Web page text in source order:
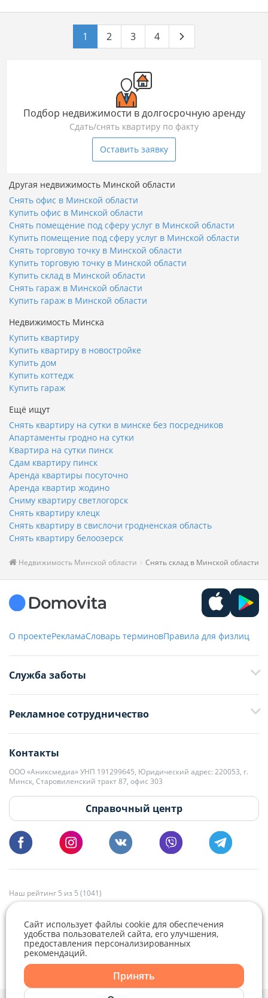
Telegram
1 2 3 4
Подбор недвижимости в долгосрочную аренду
Сдать/снять квартиру по факту
Оставить заявку
Другая недвижимость Минской области
Снять офис в Минской области
Купить офис в Минской области
Снять помещение под сферу услуг в Минской области
Купить помещение под сферу услуг в Минской области
Снять торговую точку в Минской области
Купить торговую точку в Минской области
Купить склад в Минской области
Снять гараж в Минской области
Купить гараж в Минской области
Недвижимость Минска
Купить квартиру
Купить квартиру в новостройке
Купить дом
Купить коттедж
Купить гараж
Ещё ищут
Снять квартиру на сутки в минске без посредников
Апартаменты гродно на сутки
Квартира на сутки пинск
Сдам квартиру пинск
Аренда квартиры посуточно
Аренда квартир жодино
Сниму квартиру светлогорск
Снять квартиру клецк
Снять квартиру в свислочи гродненская область
Снять квартиру белоозерск
Недвижимость Минской области Снять склад в Минской области
О проектеРекламаСловарь терминовПравила для физлиц
Служба заботы
+375 29 376-13-70
+375 33 376-13-70
editor@domovita.by
Мы принимаем звонки и отвечаем на письма в будние дни с 9:00 до
18:00.
Рекламное сотрудничество
+375 29 563-15-61 Кристина Филюта
kb@domovita.by
+375 29 179-11-28 Владислав Гладченко
vg@domovita.by
Пишите и звоните нам в будние дни с 8:00 до 20:00.
Контакты
ООО «Аниксмедиа» УНП 191299645, Юридический адрес: 220053, г.
Минск, Старовиленский тракт 87, офис 303
Справочный центр
Наш рейтинг 5 из 5 (1041)
Сайт использует файлы cookie для обеспечения
удобства пользователей сайта, его улучшения,
предоставления персонализированных
рекомендаций.
Принять